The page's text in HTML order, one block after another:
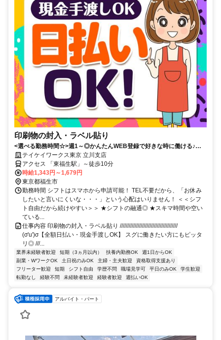
印刷物の封入・ラベル貼り
<選べる勤務時間☆>週1～◎かんたんWEB登録で好きな時に働ける♪お
友達との応募歓迎！日払いOK！
テイケイワークス東京 立川支店
アクセス 「東福生駅」～徒歩10分
時給1,343円～1,679円
東京都福生市
勤務時間 シフトはスマホから申請可能！ TEL不要だから、「お休み
したいと言いにくいな・・・」という心配はいりません！ ＜＜シフ
ト自由だから続けやすい＞＞ ★シフトの融通◎ ★スキマ時間や空い
ている...
仕事内容 印刷物の封入・ラベル貼り ///////////////////////////////////////
(σ'u')σ【全額日払い・現金手渡しOK】 スグに働きたい方にもピッタ
リ◎ ///...
業界未経験者歓迎 短期（3ヵ月以内） 扶養内勤務OK
週1日からOK
副業・WワークOK
土日祝のみOK 主婦・主夫歓迎
資格取得支援あり
フリーター歓迎
短期 シフト自由 学歴不問 職場見学可 平日のみOK
学生歓迎
転勤なし
経験不問 未経験者歓迎 経験者歓迎 週払いOK
アルバイト・パート